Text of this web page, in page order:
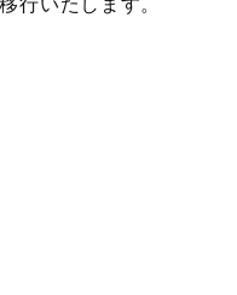
行いたします。